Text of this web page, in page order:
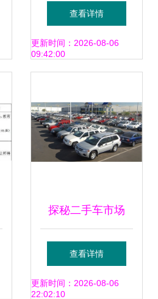
2.045亿美元A轮融
资，迎来品牌发展
查看详情
更新时间：2026-08-06
09:42:00
探秘二手车市场
的“新车池” 那些没
开多久的“准新
查看详情
更新时间：2026-08-06
22:02:10